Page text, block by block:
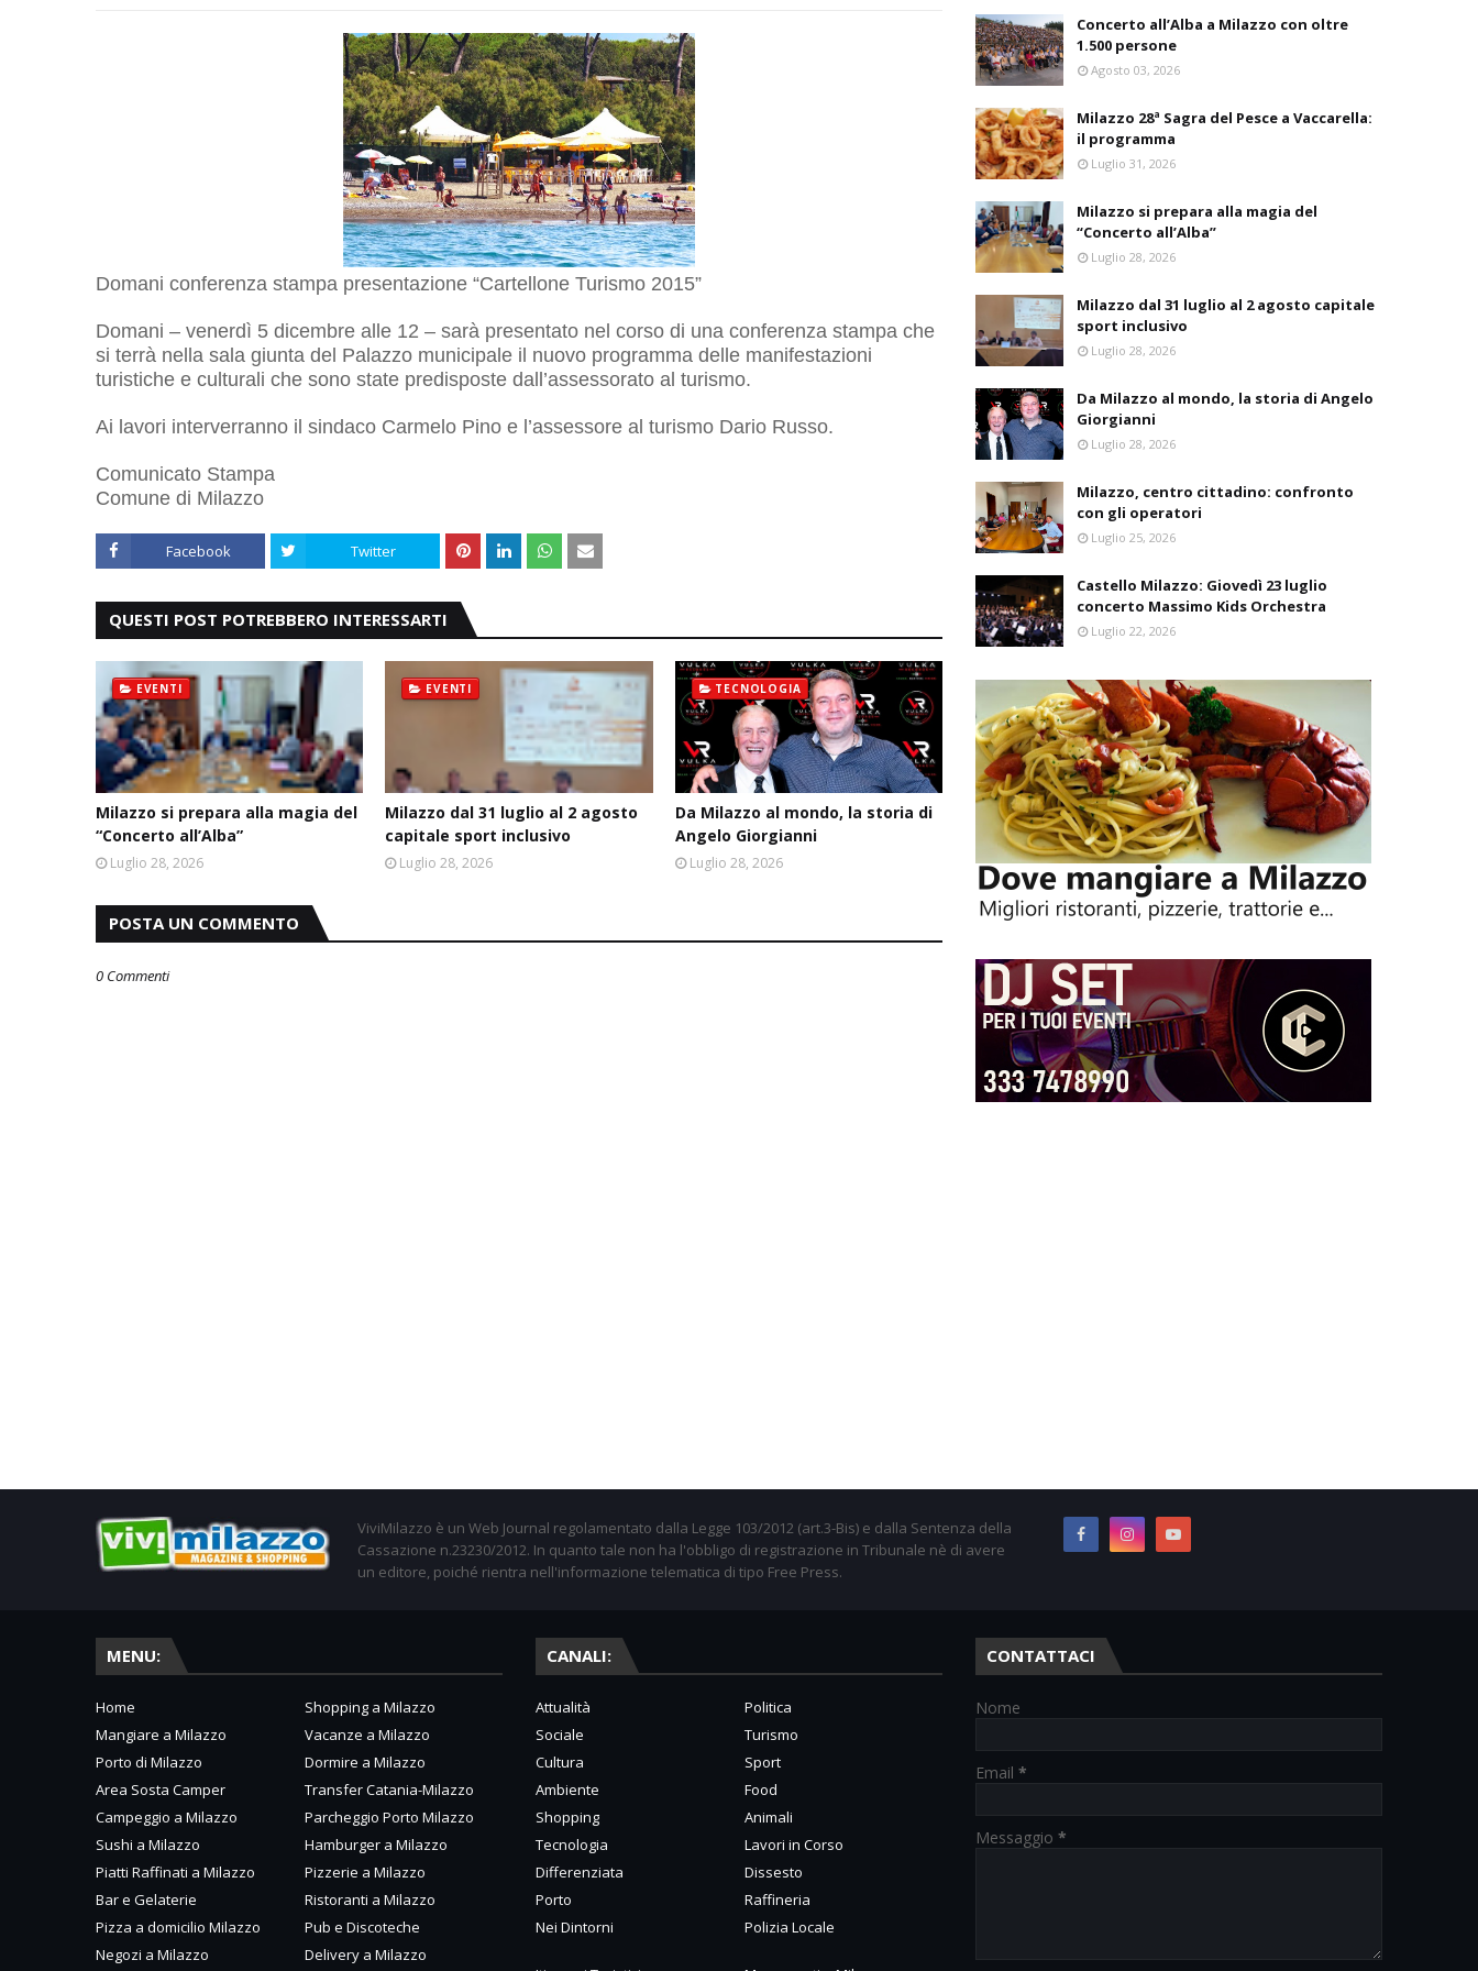
Domani conferenza stampa presentazione “Cartellone Turismo 2015”
Domani – venerdì 5 dicembre alle 12 – sarà presentato nel corso di una conferenza stampa che
si terrà nella sala giunta del Palazzo municipale il nuovo programma delle manifestazioni
turistiche e culturali che sono state predisposte dall’assessorato al turismo.
Ai lavori interverranno il sindaco Carmelo Pino e l’assessore al turismo Dario Russo.
Comunicato Stampa
Comune di Milazzo
Facebook Twitter
QUESTI POST POTREBBERO INTERESSARTI
EVENTI
Milazzo si prepara alla magia del
“Concerto all’Alba”
Luglio 28, 2026
EVENTI
Milazzo dal 31 luglio al 2 agosto
capitale sport inclusivo
Luglio 28, 2026
TECNOLOGIA
Da Milazzo al mondo, la storia di
Angelo Giorgianni
Luglio 28, 2026
POSTA UN COMMENTO
0 Commenti
Concerto all’Alba a Milazzo con oltre
1.500 persone
Agosto 03, 2026
Milazzo 28ª Sagra del Pesce a Vaccarella:
il programma
Luglio 31, 2026
Milazzo si prepara alla magia del
“Concerto all’Alba”
Luglio 28, 2026
Milazzo dal 31 luglio al 2 agosto capitale
sport inclusivo
Luglio 28, 2026
Da Milazzo al mondo, la storia di Angelo
Giorgianni
Luglio 28, 2026
Milazzo, centro cittadino: confronto
con gli operatori
Luglio 25, 2026
Castello Milazzo: Giovedì 23 luglio
concerto Massimo Kids Orchestra
Luglio 22, 2026
ViviMilazzo è un Web Journal regolamentato dalla Legge 103/2012 (art.3-Bis) e dalla Sentenza della
Cassazione n.23230/2012. In quanto tale non ha l'obbligo di registrazione in Tribunale nè di avere
un editore, poiché rientra nell'informazione telematica di tipo Free Press.
MENU:
Home
Shopping a Milazzo
Mangiare a Milazzo
Vacanze a Milazzo
Porto di Milazzo
Dormire a Milazzo
Area Sosta Camper
Transfer Catania-Milazzo
Campeggio a Milazzo
Parcheggio Porto Milazzo
Sushi a Milazzo
Hamburger a Milazzo
Piatti Raffinati a Milazzo
Pizzerie a Milazzo
Bar e Gelaterie
Ristoranti a Milazzo
Pizza a domicilio Milazzo
Pub e Discoteche
Negozi a Milazzo
Delivery a Milazzo
CANALI:
Attualità
Politica
Sociale
Turismo
Cultura
Sport
Ambiente
Food
Shopping
Animali
Tecnologia
Lavori in Corso
Differenziata
Dissesto
Porto
Raffineria
Nei Dintorni
Polizia Locale
CONTATTACI
Nome
Email *
Messaggio *